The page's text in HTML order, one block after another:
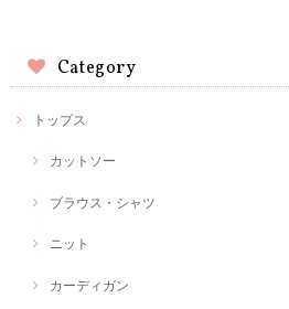
Category
トップス
カットソー
ブラウス・シャツ
ニット
カーディガン